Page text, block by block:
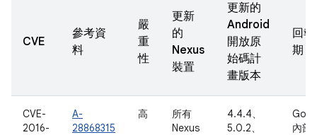
CVE
參考資
料
嚴
重
性
更新
的
Nexus
裝置
更新的
Android
開放原
始碼計
畫版本
回
期
CVE-
2016-
A-
28868315
高
所有
Nexus
4.4.4、
5.0.2、
內部